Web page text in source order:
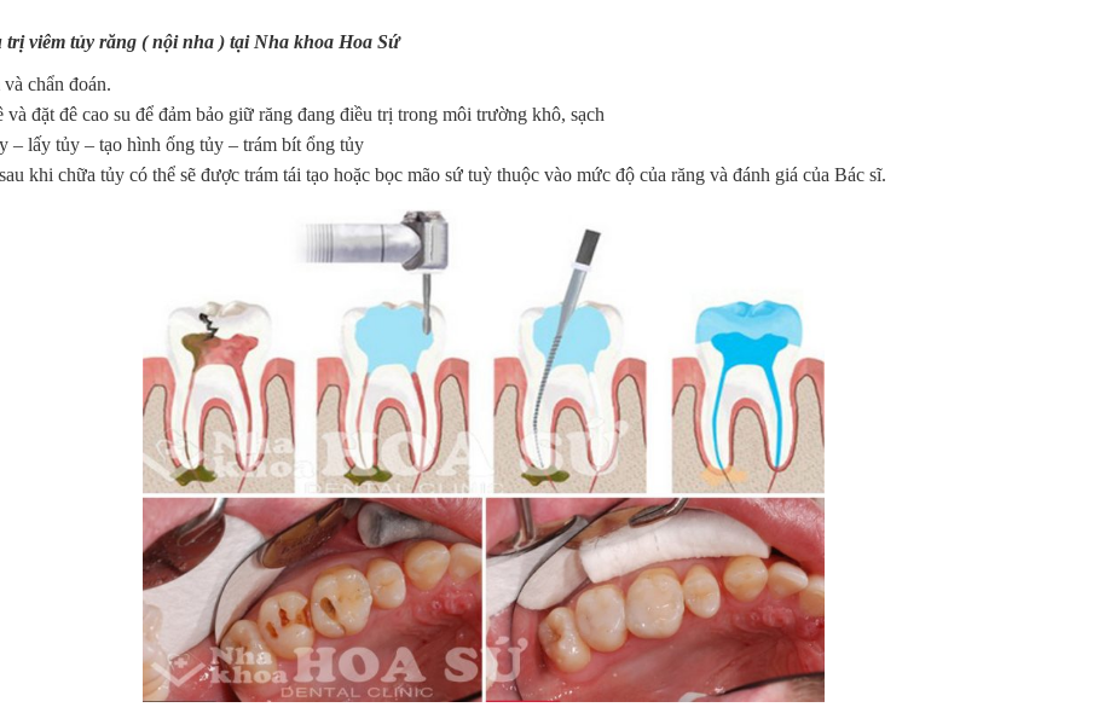
trị viêm tủy răng ( nội nha ) tại Nha khoa Hoa Sứ
chẩn đoán.
đặt đê cao su để đảm bảo giữ răng đang điều trị trong môi trường khô, sạch
– lấy tủy – tạo hình ống tủy – trám bít ổng tủy
khi chữa tủy có thể sẽ được trám tái tạo hoặc bọc mão sứ tuỳ thuộc vào mức độ của răng và đánh giá của Bác sĩ.